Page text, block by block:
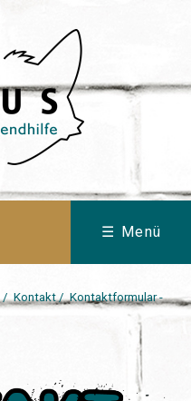
☰ Menü
/ Kontakt / Kontaktformular -